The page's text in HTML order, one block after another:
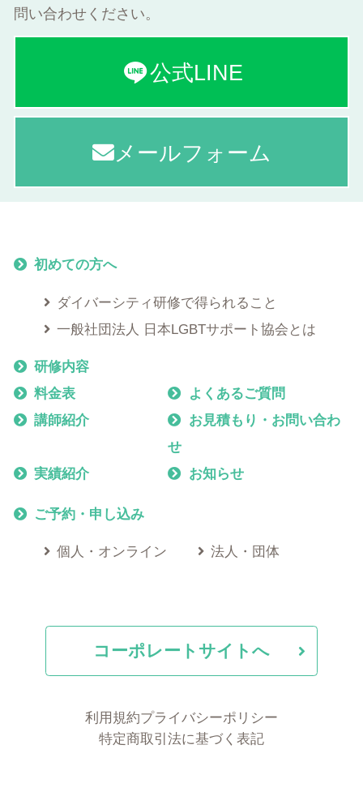
問い合わせください。
公式LINE
メールフォーム
初めての方へ
ダイバーシティ研修で得られること
一般社団法人 日本LGBTサポート協会とは
研修内容
料金表
よくあるご質問
講師紹介
お見積もり・お問い合わ
せ
実績紹介
お知らせ
ご予約・申し込み
個人・オンライン 法人・団体
コーポレートサイトへ
利用規約プライバシーポリシー
特定商取引法に基づく表記